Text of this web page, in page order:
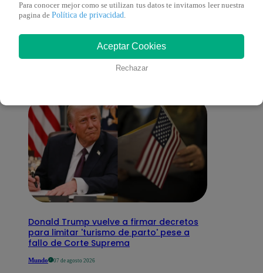
También te puede
interesar
Donald Trump vuelve a firmar decretos
para limitar 'turismo de parto' pese a
fallo de Corte Suprema
Mundo 07 de agosto 2026
Para conocer mejor como se utilizan tus datos te invitamos leer nuestra
pagina de Política de privacidad
Aceptar Cookies
Rechazar